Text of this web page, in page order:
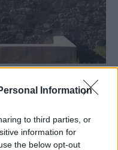
Information
to third parties, or
information for
the below opt-out